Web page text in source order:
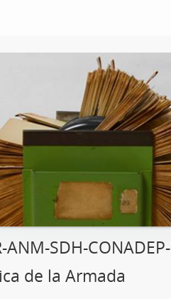
ANM-SDH-
de la Armada